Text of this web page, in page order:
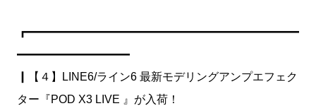
┏━━━━━━━━━━━━━━━━━━━━━━━━
━━━━━━━━━━
┃【４】LINE6/ライン6 最新モデリングアンプエフェク
ター『POD X3 LIVE 』が入荷！